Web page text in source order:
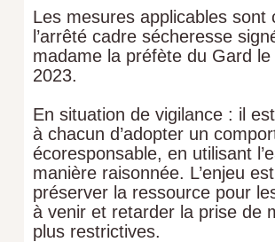
Les mesures applicables sont
l’arrêté cadre sécheresse
madame la préfète du Gard le
2023.
En situation de vigilance : il
à chacun d’adopter un
écoresponsable, en utilisant
manière raisonnée. L’enjeu
préserver la ressource pour
à venir et retarder la prise de
plus restrictives.